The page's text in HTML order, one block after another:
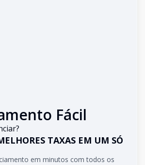
Fácil
TAXAS EM UM SÓ
em minutos com todos os